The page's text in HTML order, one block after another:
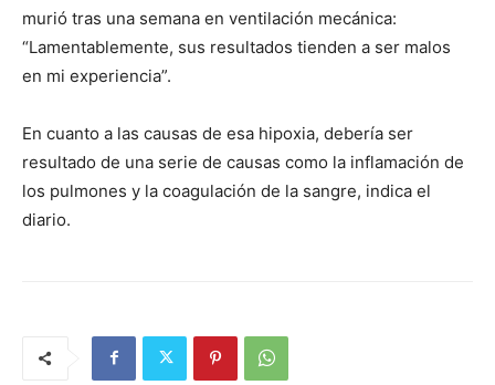
murió tras una semana en ventilación mecánica:
“Lamentablemente, sus resultados tienden a ser malos
en mi experiencia”.
En cuanto a las causas de esa hipoxia, debería ser
resultado de una serie de causas como la inflamación de
los pulmones y la coagulación de la sangre, indica el
diario.